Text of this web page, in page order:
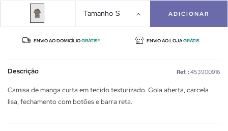
Tamanho S ADICIONAR
ENVIO AO DOMICÍLIOGRÁTIS* ENVIO AO LOJAGRÁTIS
Descrição Ref. : 453900916
Camisa de manga curta em tecido texturizado. Gola aberta, carcela
lisa, fechamento com botões e barra reta.